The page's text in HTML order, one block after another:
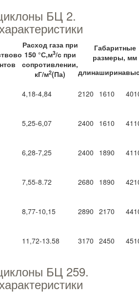
БЦ 2.
Расход газа при
150 °С,м3/с при
сопротивлении,
кГ/м2(Па)
Габаритные
размеры, мм
длинаширина
4,18-4,84 2120 1610
5,25-6,07 2400 1610
6,28-7,25 2400 1890
7,55-8.72 2680 1890
8,77-10,15 2890 2170
11,72-13.58 3170 2450
БЦ 259.